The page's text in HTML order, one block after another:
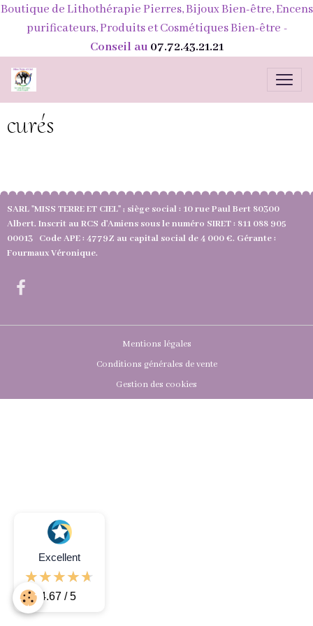
Boutique de Lithothérapie Pierres, Bijoux Bien-être, Encens
purificateurs, Produits et Cosmétiques Bien-être -
Conseil au 07.72.43.21.21
curés
SARL "MISS TERRE ET CIEL" ; siège social : 10 rue Paul Bert 80300
Albert. Inscrit au RCS d'Amiens sous le numéro SIRET : 811 088 905
00013 Code APE : 4779Z au capital social de 4 000 €. Gérante :
Fourmaux Véronique.
Mentions légales
Conditions générales de vente
Gestion des cookies
Excellent
4.67 / 5